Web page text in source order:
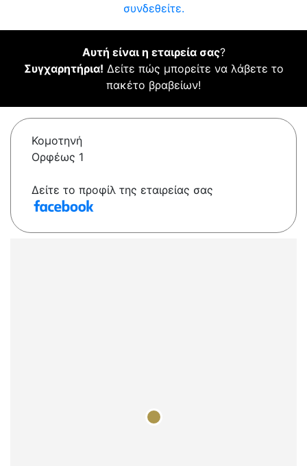
συνδεθείτε.
Αυτή είναι η εταιρεία σας?
Συγχαρητήρια! Δείτε πώς μπορείτε να λάβετε το
πακέτο βραβείων!
Κομοτηνή
Ορφέως 1
Δείτε το προφίλ της εταιρείας σας